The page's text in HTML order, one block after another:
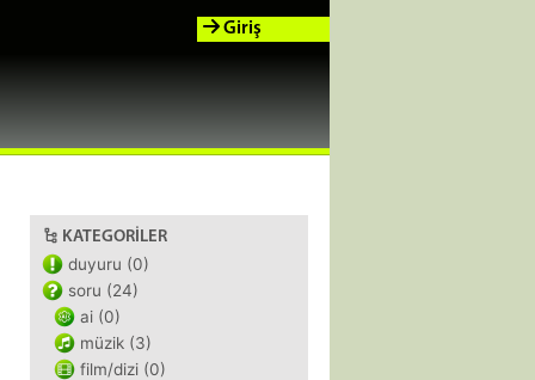
Giriş
KATEGORILER
duyuru (0)
soru (24)
ai (0)
müzik (3)
film/dizi (0)